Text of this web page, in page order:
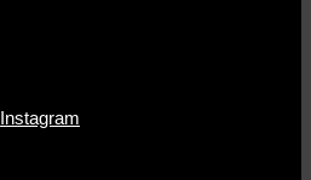
Instagram